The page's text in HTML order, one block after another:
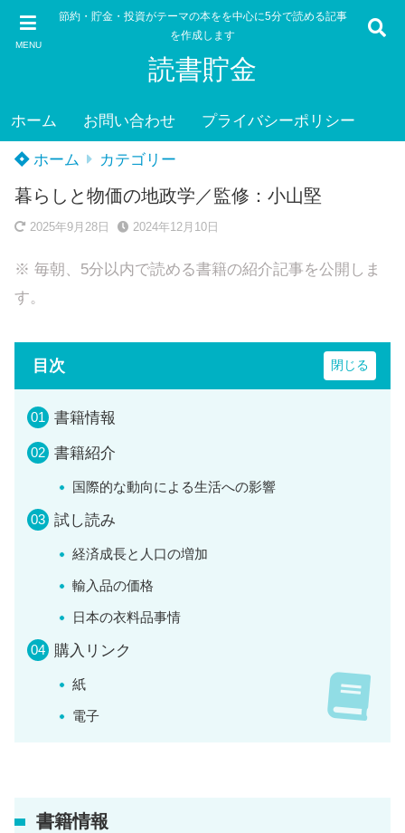
MENU
節約・貯金・投資がテーマの本をを中心に5分で読める記事
を作成します
読書貯金
ホーム お問い合わせ プライバシーポリシー
ホーム カテゴリー
暮らしと物価の地政学／監修：小山堅
2025年9月28日 2024年12月10日
※ 毎朝、5分以内で読める書籍の紹介記事を公開しま
す。
目次
書籍情報
書籍紹介
国際的な動向による生活への影響
試し読み
経済成長と人口の増加
輸入品の価格
日本の衣料品事情
購入リンク
紙
電子
書籍情報